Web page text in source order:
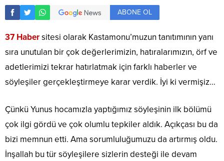
ABONE OL
37 Habersitesi olarak Kastamonu’muzun tanıtımının yanı
sıra unutulan bir çok değerlerimizin, hatıralarımızın, örf ve
adetlerimizi tekrar hatırlatmak için farklı haberler ve
söyleşiler gerçekleştirmeye karar verdik. İyi ki vermişiz…
Çünkü Yunus hocamızla yaptığımız söyleşinin ilk bölümü
çok ilgi gördü ve çok olumlu tepkiler aldık. Açıkçası bu da
bizi memnun etti. Ama sorumluluğumuzu da artırmış oldu.
İnşallah bu tür söyleşilere sizlerin desteği ile devam